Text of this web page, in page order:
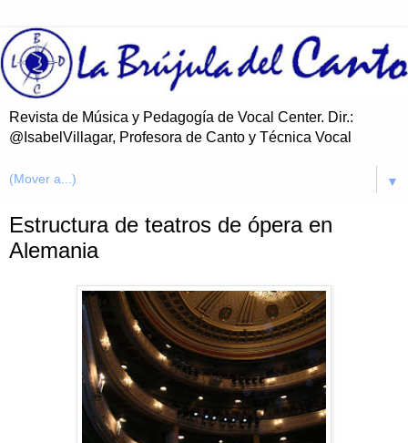
Revista de Música y Pedagogía de Vocal Center. Dir.:
@IsabelVillagar, Profesora de Canto y Técnica Vocal
▼
Estructura de teatros de ópera en
Alemania